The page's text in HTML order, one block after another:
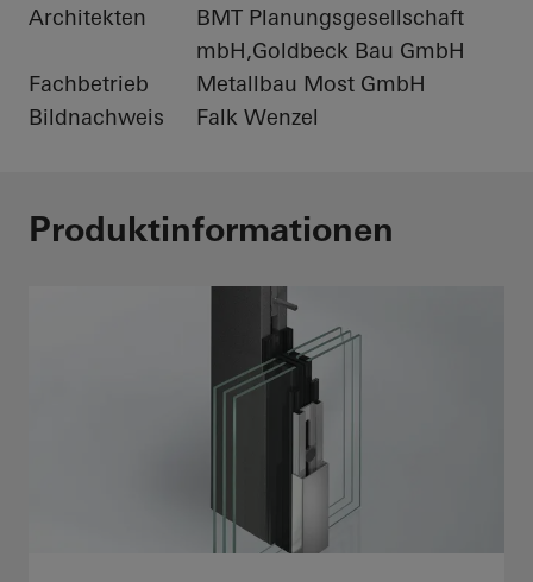
Architekten
BMT Planungsgesellschaft
mbH,Goldbeck Bau GmbH
Fachbetrieb
Metallbau Most GmbH
Bildnachweis
Falk Wenzel
Produktinformationen